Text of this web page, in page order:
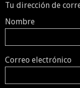
Tu dirección de
Nombre
Correo electrónico